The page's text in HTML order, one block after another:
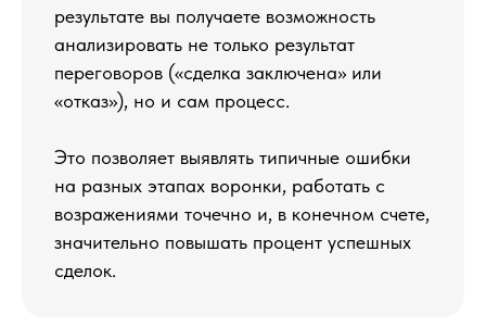
результате вы получаете возможность
анализировать не только результат
переговоров («сделка заключена» или
«отказ»), но и сам процесс.
Это позволяет выявлять типичные ошибки
на разных этапах воронки, работать с
возражениями точечно и, в конечном счете,
значительно повышать процент успешных
сделок.